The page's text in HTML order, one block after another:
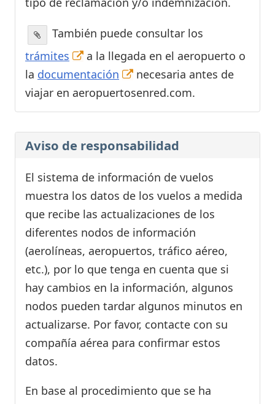
También puede consultar los
trámites
a la llegada en el aeropuerto o
la documentación
necesaria antes de
viajar en aeropuertosenred.com.
Aviso de responsabilidad
El sistema de información de vuelos
muestra los datos de los vuelos a medida
que recibe las actualizaciones de los
diferentes nodos de información
(aerolíneas, aeropuertos, tráfico aéreo,
etc.), por lo que tenga en cuenta que si
hay cambios en la información, algunos
nodos pueden tardar algunos minutos en
actualizarse. Por favor, contacte con su
compañía aérea para confirmar estos
datos.
En base al procedimiento que se ha